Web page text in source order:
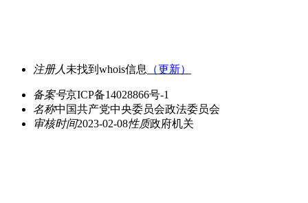
注册人 未找到whois信息 （更新）
备案号京ICP备14028866号-1
名称中国共产党中央委员会政法委员会
审核时间2023-02-08性质政府机关